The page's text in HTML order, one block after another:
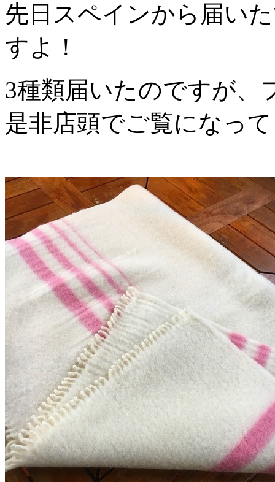
先日スペインから届い
すよ！
3種類届いたのですが、
是非店頭でご覧になっ